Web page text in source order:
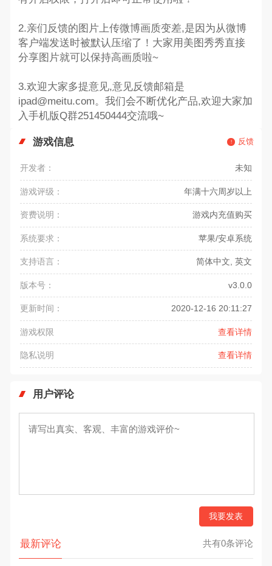
2.亲们反馈的图片上传微博画质变差,是因为从微博
客户端发送时被默认压缩了！大家用美图秀秀直接
分享图片就可以保持高画质啦~
3.欢迎大家多提意见,意见反馈邮箱是
ipad@meitu.com。我们会不断优化产品,欢迎大家加
入手机版Q群251450444交流哦~
游戏信息 反馈
开发者： 未知
游戏评级： 年满十六周岁以上
资费说明： 游戏内充值购买
系统要求： 苹果/安卓系统
支持语言： 简体中文, 英文
版本号： v3.0.0
更新时间： 2020-12-16 20:11:27
游戏权限 查看详情
隐私说明 查看详情
用户评论
我要发表
最新评论 共有0条评论